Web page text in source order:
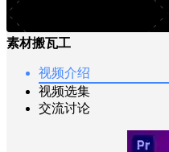
素材搬瓦工
视频介绍
视频选集
交流讨论